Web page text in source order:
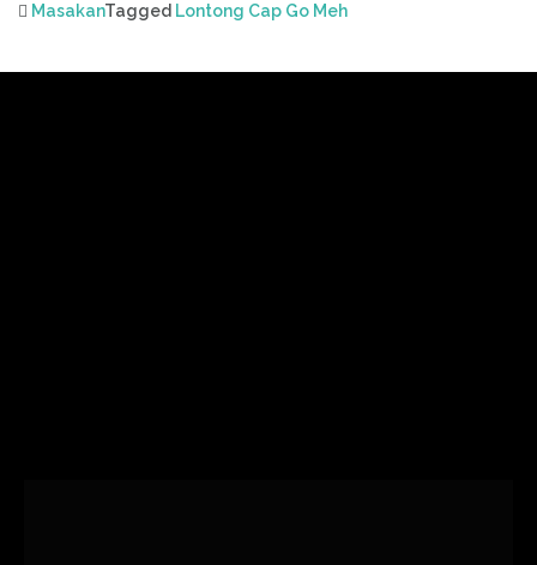
MasakanTagged Lontong Cap Go Meh
navigation